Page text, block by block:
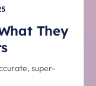
They
super-